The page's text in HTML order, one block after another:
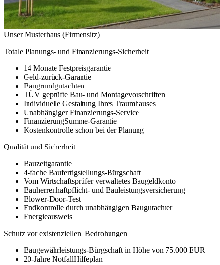
Unser Musterhaus (Firmensitz)
Totale Planungs- und Finanzierungs-Sicherheit
14 Monate Festpreisgarantie
Geld-zurück-Garantie
Baugrundgutachten
TÜV geprüfte Bau- und Montagevorschriften
Individuelle Gestaltung Ihres Traumhauses
Unabhängiger Finanzierungs-Service
FinanzierungSumme-Garantie
Kostenkontrolle schon bei der Planung
Qualität und Sicherheit
Bauzeitgarantie
4-fache Baufertigstellungs-Bürgschaft
Vom Wirtschaftsprüfer verwaltetes Baugeldkonto
Bauherrenhaftpflicht- und Bauleistungsversicherung
Blower-Door-Test
Endkontrolle durch unabhängigen Baugutachter
Energieausweis
Schutz vor existenziellen Bedrohungen
Baugewährleistungs-Bürgschaft in Höhe von 75.000 EUR
20-Jahre NotfallHilfeplan